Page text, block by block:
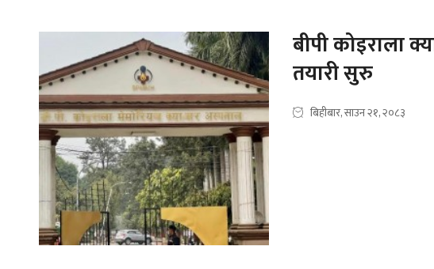
बीपी कोइराला
तयारी सुरु
बिहीबार, साउन २१, २०८३